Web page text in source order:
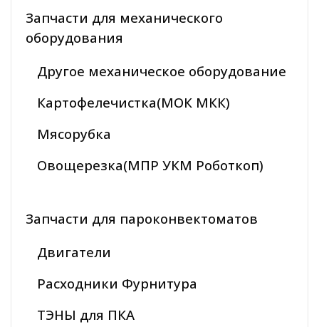
Запчасти для механического
оборудования
Другое механическое оборудование
Картофелечистка(МОК МКК)
Мясорубка
Овощерезка(МПР УКМ Роботкоп)
Запчасти для пароконвектоматов
Двигатели
Расходники Фурнитура
ТЭНЫ для ПКА